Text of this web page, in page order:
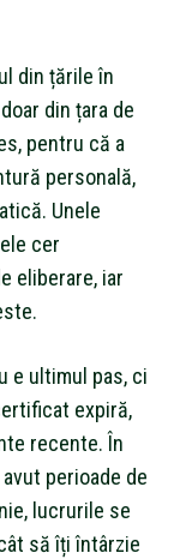
din țările în
din țara de
pentru că a
personală,
Unele
cer
eliberare, iar
e ultimul pas, ci
expiră,
recente. În
perioade de
lucrurile se
să îți întârzie